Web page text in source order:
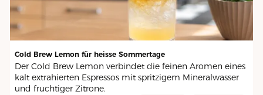
Cold Brew Lemon für heisse Sommertage
Der Cold Brew Lemon verbindet die feinen Aromen eines
kalt extrahierten Espressos mit spritzigem Mineralwasser
und fruchtiger Zitrone.